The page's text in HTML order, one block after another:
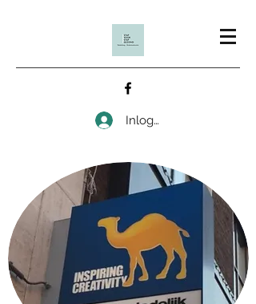
Inloggen